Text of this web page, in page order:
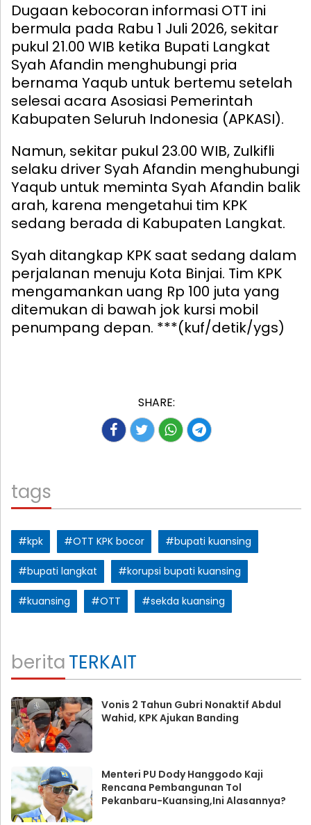
Dugaan kebocoran informasi OTT ini
bermula pada Rabu 1 Juli 2026, sekitar
pukul 21.00 WIB ketika Bupati Langkat
Syah Afandin menghubungi pria
bernama Yaqub untuk bertemu setelah
selesai acara Asosiasi Pemerintah
Kabupaten Seluruh Indonesia (APKASI).
Namun, sekitar pukul 23.00 WIB, Zulkifli
selaku driver Syah Afandin menghubungi
Yaqub untuk meminta Syah Afandin balik
arah, karena mengetahui tim KPK
sedang berada di Kabupaten Langkat.
Syah ditangkap KPK saat sedang dalam
perjalanan menuju Kota Binjai. Tim KPK
mengamankan uang Rp 100 juta yang
ditemukan di bawah jok kursi mobil
penumpang depan. ***(kuf/detik/ygs)
SHARE:
tags
#kpk #OTT KPK bocor #bupati kuansing
#bupati langkat #korupsi bupati kuansing
#kuansing #OTT #sekda kuansing
beritaTERKAIT
Vonis 2 Tahun Gubri Nonaktif Abdul
Wahid, KPK Ajukan Banding
Menteri PU Dody Hanggodo Kaji
Rencana Pembangunan Tol
Pekanbaru-Kuansing,Ini Alasannya?